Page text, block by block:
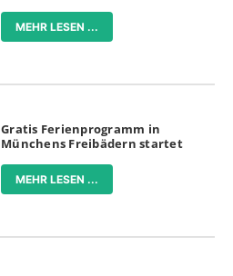
MEHR LESEN ...
Gratis Ferienprogramm in
Münchens Freibädern startet
MEHR LESEN ...